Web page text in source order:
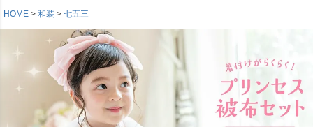
HOME 和装 七五三